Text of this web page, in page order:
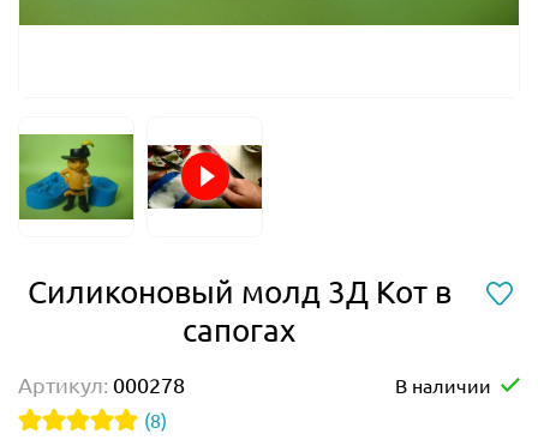
Силиконовый молд 3Д Кот в
сапогах
Артикул: 000278
В наличии
(8)